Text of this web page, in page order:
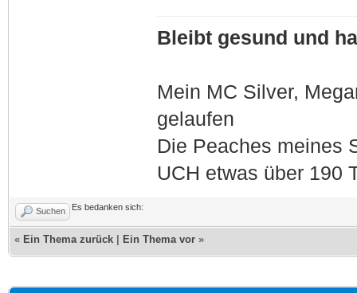
Bleibt gesund und
Mein MC Silver,
gelaufen
Die Peaches meines
UCH etwas über 190
Suchen Es bedanken sich:
« Ein Thema zurück Ein Thema vor »